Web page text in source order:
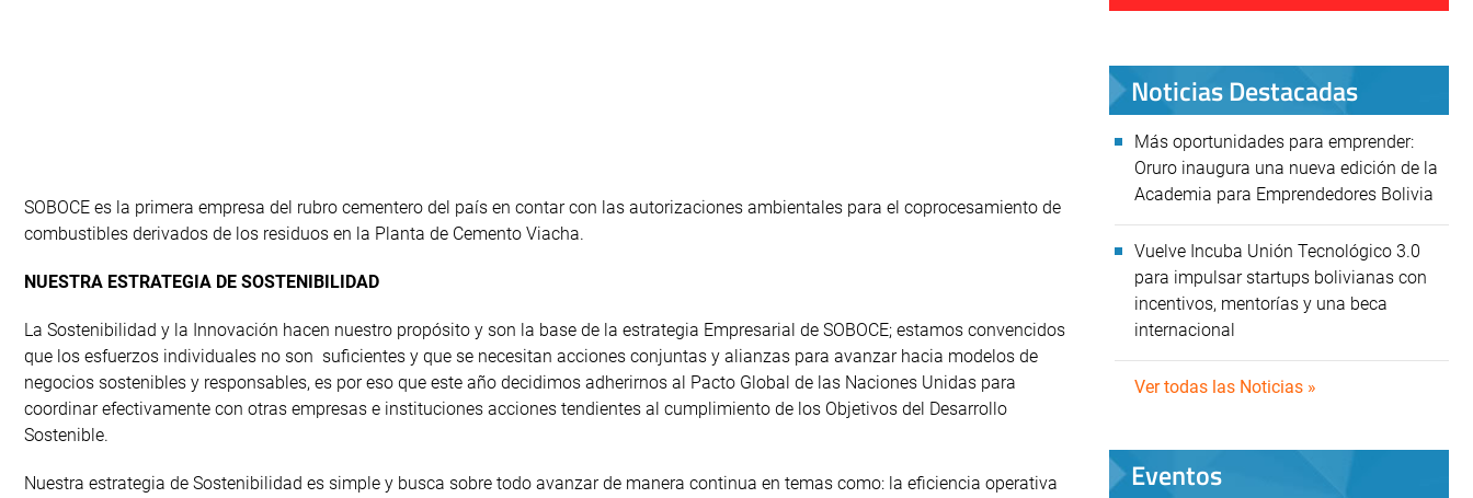
SOBOCE es la primera empresa del rubro cementero del país en contar con las autorizaciones ambientales para el coprocesamiento de
combustibles derivados de los residuos en la Planta de Cemento Viacha.
NUESTRA ESTRATEGIA DE SOSTENIBILIDAD
La Sostenibilidad y la Innovación hacen nuestro propósito y son la base de la estrategia Empresarial de SOBOCE; estamos convencidos
que los esfuerzos individuales no son suficientes y que se necesitan acciones conjuntas y alianzas para avanzar hacia modelos de
negocios sostenibles y responsables, es por eso que este año decidimos adherirnos al Pacto Global de las Naciones Unidas para
coordinar efectivamente con otras empresas e instituciones acciones tendientes al cumplimiento de los Objetivos del Desarrollo
Sostenible.
Nuestra estrategia de Sostenibilidad es simple y busca sobre todo avanzar de manera continua en temas como: la eficiencia operativa
Noticias Destacadas
Más oportunidades para emprender:
Oruro inaugura una nueva edición de la
Academia para Emprendedores Bolivia
Vuelve Incuba Unión Tecnológico 3.0
para impulsar startups bolivianas con
incentivos, mentorías y una beca
internacional
Ver todas las Noticias »
Eventos